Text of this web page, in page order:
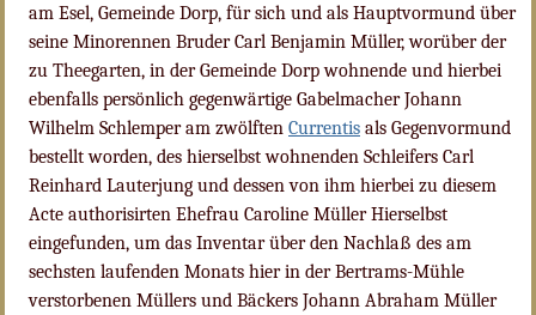
am Esel, Gemeinde Dorp, für sich und als Hauptvormund über
seine Minorennen Bruder Carl Benjamin Müller, worüber der
zu Theegarten, in der Gemeinde Dorp wohnende und hierbei
ebenfalls persönlich gegenwärtige Gabelmacher Johann
Wilhelm Schlemper am zwölften Currentis als Gegenvormund
bestellt worden, des hierselbst wohnenden Schleifers Carl
Reinhard Lauterjung und dessen von ihm hierbei zu diesem
Acte authorisirten Ehefrau Caroline Müller Hierselbst
eingefunden, um das Inventar über den Nachlaß des am
sechsten laufenden Monats hier in der Bertrams-Mühle
verstorbenen Müllers und Bäckers Johann Abraham Müller